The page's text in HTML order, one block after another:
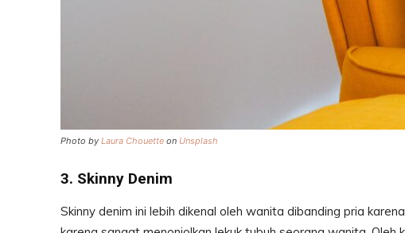
Photo by Laura Chouette on Unsplash
3. Skinny Denim
Skinny denim ini lebih dikenal oleh wanita dibanding pria